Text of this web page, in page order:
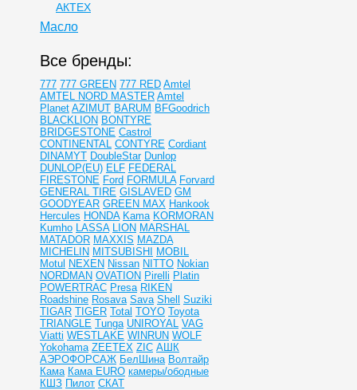
АКТЕХ
Масло
Все бренды:
777 777 GREEN 777 RED Amtel
AMTEL NORD MASTER Amtel
Planet AZIMUT BARUM BFGoodrich
BLACKLION BONTYRE
BRIDGESTONE Castrol
CONTINENTAL CONTYRE Cordiant
DINAMYT DoubleStar Dunlop
DUNLOP(EU) ELF FEDERAL
FIRESTONE Ford FORMULA Forvard
GENERAL TIRE GISLAVED GM
GOODYEAR GREEN MAX Hankook
Hercules HONDA Kama KORMORAN
Kumho LASSA LION MARSHAL
MATADOR MAXXIS MAZDA
MICHELIN MITSUBISHI MOBIL
Motul NEXEN Nissan NITTO Nokian
NORDMAN OVATION Pirelli Platin
POWERTRAC Presa RIKEN
Roadshine Rosava Sava Shell Suziki
TIGAR TIGER Total TOYO Toyota
TRIANGLE Tunga UNIROYAL VAG
Viatti WESTLAKE WINRUN WOLF
Yokohama ZEETEX ZIC АШК
АЭРОФОРСАЖ БелШина Волтайр
Кама Кама EURO камеры/ободные
КШЗ Пилот СКАТ